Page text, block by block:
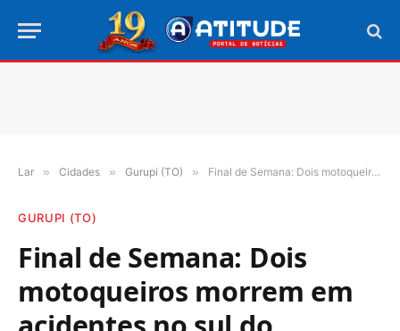
Lar » Cidades » Gurupi (TO) » Final de Semana: Dois motoqueiros morrem em acidentes no sul do Tocantins
GURUPI (TO)
Final de Semana: Dois
motoqueiros morrem em